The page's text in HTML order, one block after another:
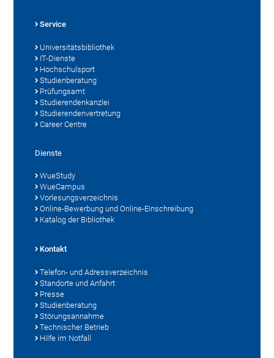
Service
Universitätsbibliothek
IT-Dienste
Hochschulsport
Studienberatung
Prüfungsamt
Studierendenkanzlei
Studierendenvertretung
Career Centre
Dienste
WueStudy
WueCampus
Vorlesungsverzeichnis
Online-Bewerbung und Online-Einschreibung
Katalog der Bibliothek
Kontakt
Telefon- und Adressverzeichnis
Standorte und Anfahrt
Presse
Studienberatung
Störungsannahme
Technischer Betrieb
Hilfe im Notfall